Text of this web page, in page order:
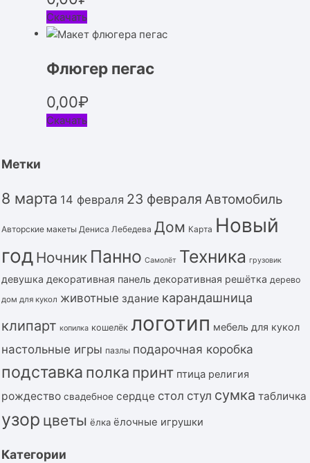
Скачать
Флюгер пегас
0,00₽
Скачать
Метки
8 марта 14 февраля 23 февраля Автомобиль
Авторские макеты Дениса Лебедева Дом Карта Новый
год Ночник Панно Самолёт Техника грузовик
девушка декоративная панель декоративная решётка дерево
дом для кукол животные здание карандашница
клипарт копилка кошелёк логотип мебель для кукол
настольные игры пазлы подарочная коробка
подставка полка принт птица религия
рождество свадебное сердце стол стул сумка табличка
узор цветы ёлка ёлочные игрушки
Категории